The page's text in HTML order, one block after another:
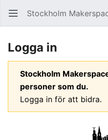
Öppna huvudmenyn Stockholm
Logga in
Stockholm
personer som du.
Logga in för att bidra.